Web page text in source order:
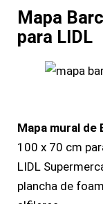
Mapa
para LIDL
Mapa mural de
100 x 70 cm
LIDL
plancha de